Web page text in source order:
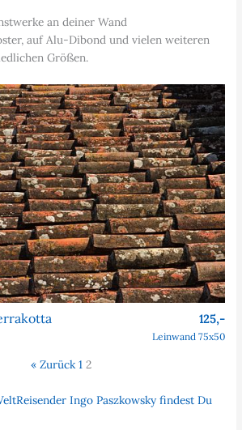
an deiner Wand
auf Alu-Dibond und vielen weiteren
Größen.
125,-
Leinwand 75x50
« Zurück 1 2
Ingo Paszkowsky findest Du